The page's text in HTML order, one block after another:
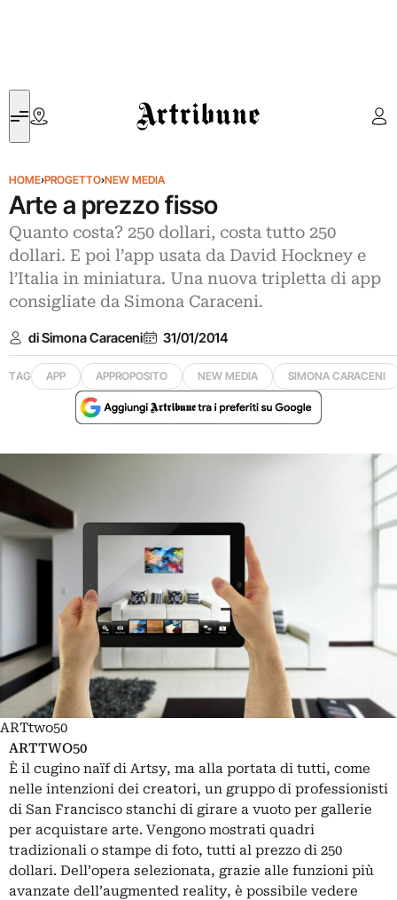
Artribune
HOME›PROGETTO›NEW MEDIA
Arte a prezzo fisso
Quanto costa? 250 dollari, costa tutto 250
dollari. E poi l’app usata da David Hockney e
l’Italia in miniatura. Una nuova tripletta di app
consigliate da Simona Caraceni.
di Simona Caraceni 31/01/2014
TAG APP APPROPOSITO NEW MEDIA SIMONA CARACENI
ARTtwo50
ARTTWO50
È il cugino naïf di Artsy, ma alla portata di tutti, come
nelle intenzioni dei creatori, un gruppo di professionisti
di San Francisco stanchi di girare a vuoto per gallerie
per acquistare arte. Vengono mostrati quadri
tradizionali o stampe di foto, tutti al prezzo di 250
dollari. Dell’opera selezionata, grazie alle funzioni più
avanzate dell’augmented reality, è possibile vedere